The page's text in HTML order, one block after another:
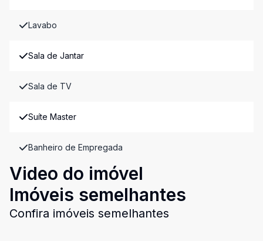
Lavabo
Sala de Jantar
Sala de TV
Suíte Master
Banheiro de Empregada
Video do imóvel
Imóveis semelhantes
Confira imóveis semelhantes